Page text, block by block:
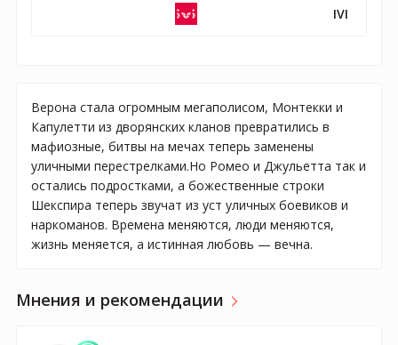
IVI
Верона стала огромным мегаполисом, Монтекки и
Капулетти из дворянских кланов превратились в
мафиозные, битвы на мечах теперь заменены
уличными перестрелками.Но Ромео и Джульетта так и
остались подростками, а божественные строки
Шекспира теперь звучат из уст уличных боевиков и
наркоманов. Времена меняются, люди меняются,
жизнь меняется, а истинная любовь — вечна.
Мнения и рекомендации